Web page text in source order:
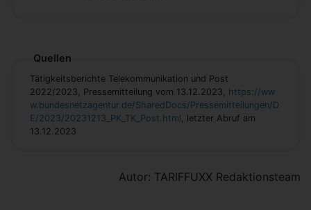
Quellen
Tätigkeitsberichte Telekommunikation und Post
2022/2023, Pressemitteilung vom 13.12.2023, https://ww
w.bundesnetzagentur.de/SharedDocs/Pressemitteilungen/D
E/2023/20231213_PK_TK_Post.html , letzter Abruf am
13.12.2023
Autor: TARIFFUXX Redaktionsteam